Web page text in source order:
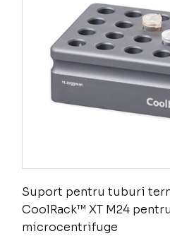
Suport pentru tuburi
CoolRack™ XT M24
microcentrifuge